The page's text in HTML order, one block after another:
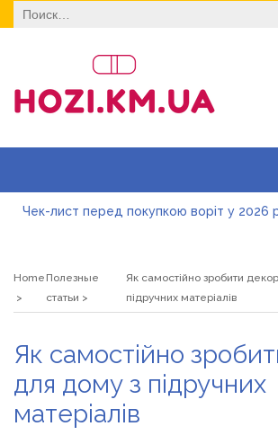
Найти:
Чек-лист перед покупкою воріт у 2026
типові помилки, відмова та як її уникнути
варіант
Натуральна косметика Хіларі для
сонця
Магазин паяльников: рейтинг лучших
Home Полезные
статьи
Як самостійно зробити
підручних матеріалів
Як самостійно
для дому з підручних
матеріалів